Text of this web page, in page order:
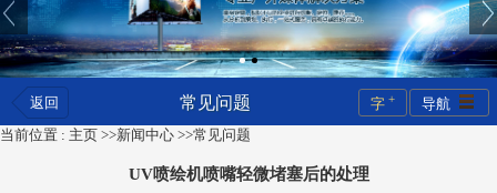
返回 常见问题 导航
字 +
当前位置 : 主页 >>新闻中心 >>常见问题
UV喷绘机喷嘴轻微堵塞后的处理